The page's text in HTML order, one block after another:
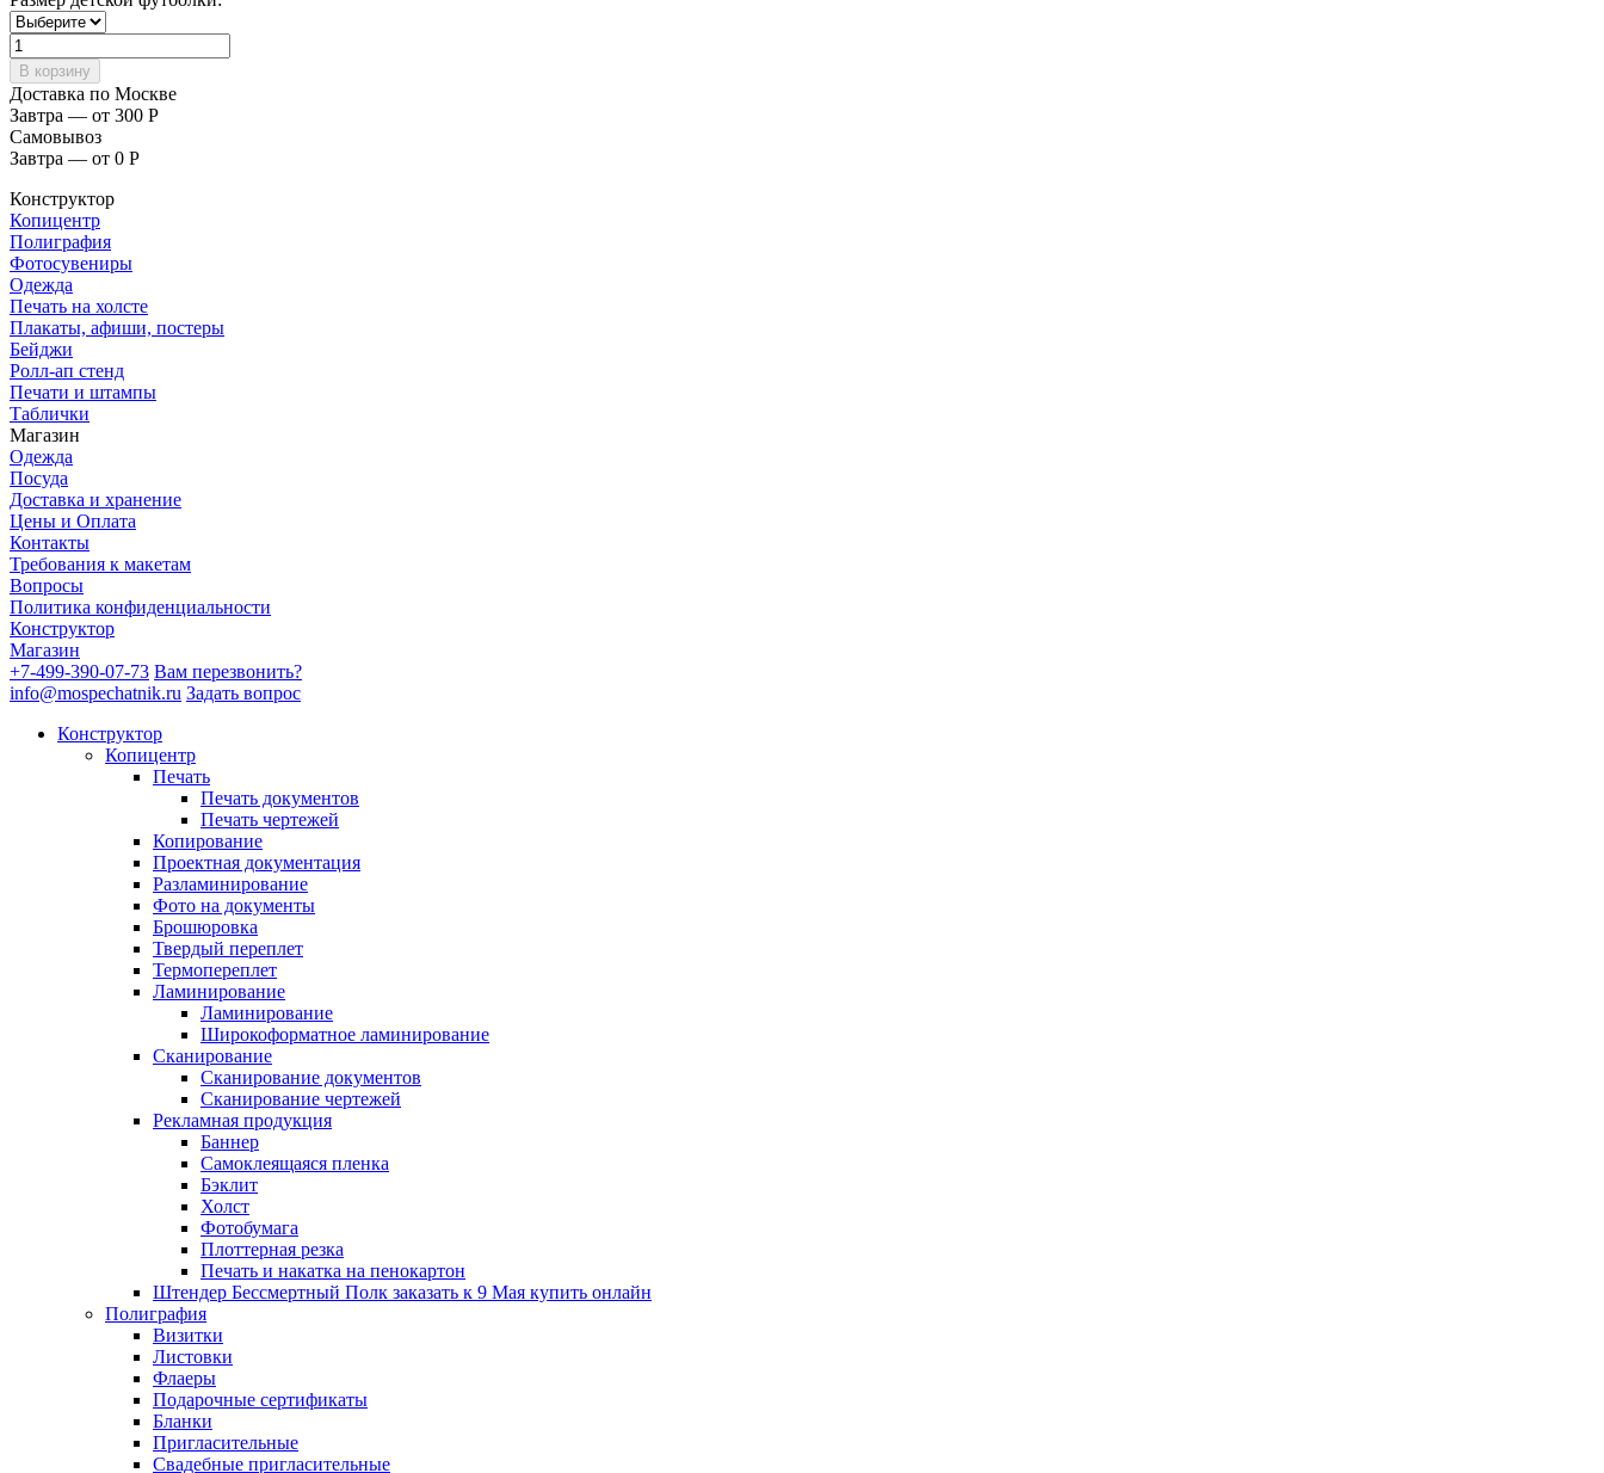
Доставка по Москве
Завтра — от 300 Р
Самовывоз
Завтра — от 0 Р
Конструктор
Копицентр
Полиграфия
Фотосувениры
Одежда
Печать на холсте
Плакаты, афиши, постеры
Бейджи
Ролл-ап стенд
Печати и штампы
Таблички
Магазин
Одежда
Посуда
Доставка и хранение
Цены и Оплата
Контакты
Требования к макетам
Вопросы
Политика конфиденциальности
Конструктор
Магазин
+7-499-390-07-73 Вам перезвонить?
info@mospechatnik.ru Задать вопрос
Конструктор
Копицентр
Печать
Печать документов
Печать чертежей
Копирование
Проектная документация
Разламинирование
Фото на документы
Брошюровка
Твердый переплет
Термопереплет
Ламинирование
Ламинирование
Широкоформатное ламинирование
Сканирование
Сканирование документов
Сканирование чертежей
Рекламная продукция
Баннер
Самоклеящаяся пленка
Бэклит
Холст
Фотобумага
Плоттерная резка
Печать и накатка на пенокартон
Штендер Бессмертный Полк заказать к 9 Мая купить онлайн
Полиграфия
Визитки
Листовки
Флаеры
Подарочные сертификаты
Бланки
Пригласительные
Свадебные пригласительные